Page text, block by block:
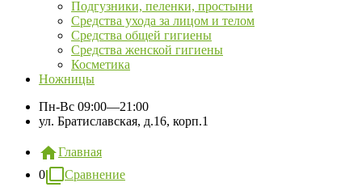
Подгузники, пеленки, простыни
Средства ухода за лицом и телом
Средства общей гигиены
Средства женской гигиены
Косметика
Ножницы
Пн-Вс 09:00—21:00
ул. Братиславская, д.16, корп.1
Главная
0
Сравнение